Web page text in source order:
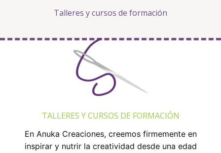
Talleres y cursos de formación
TALLERES Y CURSOS DE FORMACIÓN
En Anuka Creaciones, creemos firmemente en
inspirar y nutrir la creatividad desde una edad